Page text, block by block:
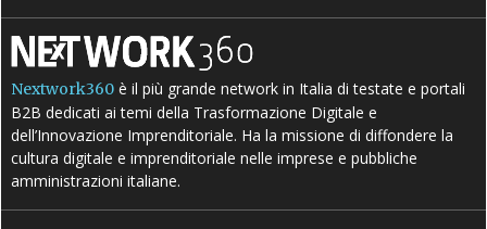
Nextwork360 è il più grande network in Italia di testate e portali
B2B dedicati ai temi della Trasformazione Digitale e
dell’Innovazione Imprenditoriale. Ha la missione di diffondere la
cultura digitale e imprenditoriale nelle imprese e pubbliche
amministrazioni italiane.